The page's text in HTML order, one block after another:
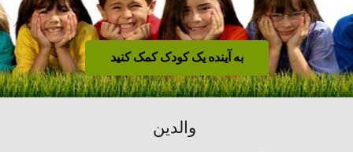
به آینده یک کودک کمک کنید
والدین